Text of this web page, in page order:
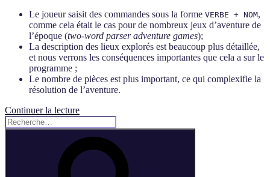
Le joueur saisit des commandes sous la forme VERBE + NOM,
comme cela était le cas pour de nombreux jeux d’aventure de
l’époque (two-word parser adventure games);
La description des lieux explorés est beaucoup plus détaillée,
et nous verrons les conséquences importantes que cela a sur le
programme ;
Le nombre de pièces est plus important, ce qui complexifie la
résolution de l’aventure.
Continuer la lecturede
« Programming
your
own
adventure
Recherche
pour